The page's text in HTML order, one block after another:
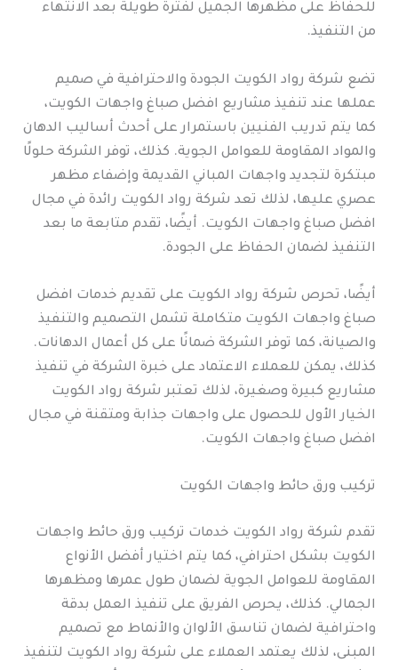
للحفاظ على مظهرها الجميل لفترة طويلة بعد الانتهاء
من التنفيذ.
تضع شركة رواد الكويت الجودة والاحترافية في صميم
عملها عند تنفيذ مشاريع افضل صباغ واجهات الكويت،
كما يتم تدريب الفنيين باستمرار على أحدث أساليب الدهان
والمواد المقاومة للعوامل الجوية. كذلك، توفر الشركة حلولًا
مبتكرة لتجديد واجهات المباني القديمة وإضفاء مظهر
عصري عليها، لذلك تعد شركة رواد الكويت رائدة في مجال
افضل صباغ واجهات الكويت. أيضًا، تقدم متابعة ما بعد
التنفيذ لضمان الحفاظ على الجودة.
أيضًا، تحرص شركة رواد الكويت على تقديم خدمات افضل
صباغ واجهات الكويت متكاملة تشمل التصميم والتنفيذ
والصيانة، كما توفر الشركة ضمانًا على كل أعمال الدهانات.
كذلك، يمكن للعملاء الاعتماد على خبرة الشركة في تنفيذ
مشاريع كبيرة وصغيرة، لذلك تعتبر شركة رواد الكويت
الخيار الأول للحصول على واجهات جذابة ومتقنة في مجال
افضل صباغ واجهات الكويت.
تركيب ورق حائط واجهات الكويت
تقدم شركة رواد الكويت خدمات تركيب ورق حائط واجهات
الكويت بشكل احترافي، كما يتم اختيار أفضل الأنواع
المقاومة للعوامل الجوية لضمان طول عمرها ومظهرها
الجمالي. كذلك، يحرص الفريق على تنفيذ العمل بدقة
واحترافية لضمان تناسق الألوان والأنماط مع تصميم
المبنى، لذلك يعتمد العملاء على شركة رواد الكويت لتنفيذ